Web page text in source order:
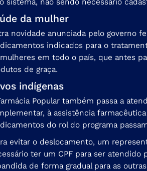
da mulher
novidade anunciada pelo governo
indicados para o
em todo o país, que antes
de graça.
indígenas
Popular também passa a
à assistência
do rol do programa
evitar o deslocamento, um
ter um CPF para ser
de forma gradual para as